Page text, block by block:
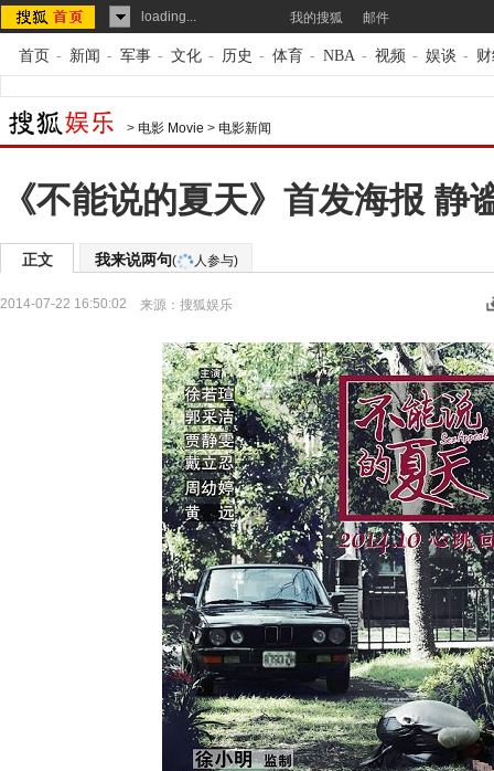
loading... 我的搜狐 邮件
首页 - 新闻 - 军事 - 文化 - 历史 - 体育 - NBA - 视频 - 娱谈 -
> 电影 Movie > 电影新闻
《不能说的夏天》首发海报 静
正文 我来说两句( 人参与)
2014-07-22 16:50:02 来源： 搜狐娱乐